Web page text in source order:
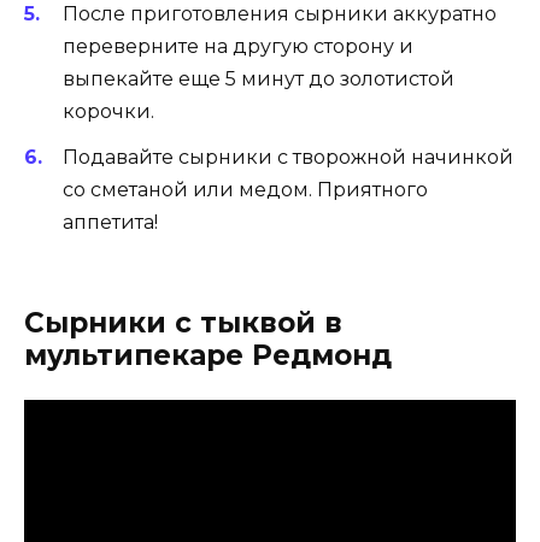
После приготовления сырники аккуратно
переверните на другую сторону и
выпекайте еще 5 минут до золотистой
корочки.
Подавайте сырники с творожной начинкой
со сметаной или медом. Приятного
аппетита!
Сырники с тыквой в
мультипекаре Редмонд